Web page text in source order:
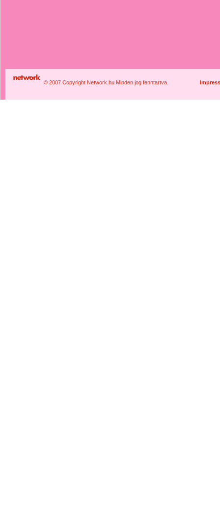
© 2007 Copyright Network.hu Minden jog fenntartva.